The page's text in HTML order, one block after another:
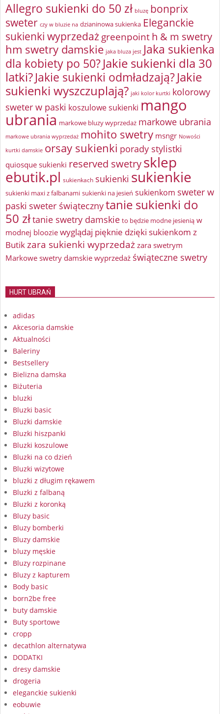
Allegro sukienki do 50 zł bluzę bonprix
sweter czy w bluzie na dzianinowa sukienka Eleganckie
sukienki wyprzedaż greenpointh & m swetry
hm swetry damskie jaka bluza jest Jaka sukienka
dla kobiety po 50?Jakie sukienki dla 30
latki?Jakie sukienki odmładzają?Jakie
sukienki wyszczuplają? jaki kolor kurtki kolorowy
sweter w paski koszulowe sukienki mango
ubrania markowe bluzy wyprzedaż markowe ubrania
markowe ubrania wyprzedaż mohito swetry msngr Nowości
kurtki damskie orsay sukienki porady stylistki
quiosque sukienki reserved swetrysklep
ebutik.pl sukienkach sukienki sukienkie
sukienki maxi z falbanami sukienki na jesień sukienkom sweter w
paski sweter świątecznytanie sukienki do
50 złtanie swetry damskie to będzie modne jesienią w
modnej bloozie wyglądaj pięknie dzięki sukienkom z
Butikzara sukienki wyprzedażzara swetrym
Markowe swetry damskie wyprzedaż świąteczne swetry
HURT UBRAŃ
adidas
Akcesoria damskie
Aktualności
Baleriny
Bestsellery
Bielizna damska
Biżuteria
bluzki
Bluzki basic
Bluzki damskie
Bluzki hiszpanki
Bluzki koszulowe
Bluzki na co dzień
Bluzki wizytowe
bluzki z długim rękawem
Bluzki z falbaną
Bluzki z koronką
Bluzy basic
Bluzy bomberki
Bluzy damskie
bluzy męskie
Bluzy rozpinane
Bluzy z kapturem
Body basic
born2be free
buty damskie
Buty sportowe
cropp
decathlon alternatywa
DODATKI
dresy damskie
drogeria
eleganckie sukienki
eobuwie